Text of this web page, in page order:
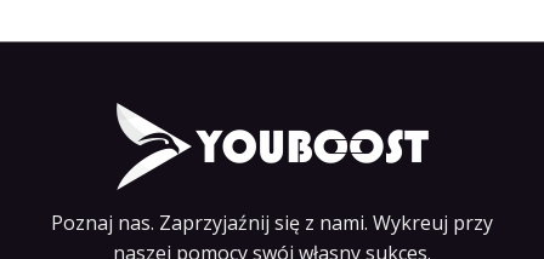
Poznaj nas. Zaprzyjaźnij się z nami. Wykreuj przy
naszej pomocy swój własny sukces.